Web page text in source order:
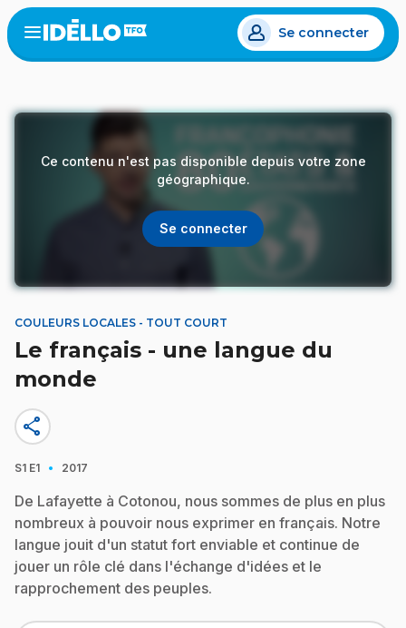
Aller
au
contenu
Open
menu
Se connecter
Ce contenu n'est pas disponible depuis votre zone
géographique.
Se connecter
COULEURS LOCALES - TOUT COURT
Le français - une langue du
monde
share
S1 E1 · 2017
De Lafayette à Cotonou, nous sommes de plus en plus
nombreux à pouvoir nous exprimer en français. Notre
langue jouit d'un statut fort enviable et continue de
jouer un rôle clé dans l'échange d'idées et le
rapprochement des peuples.